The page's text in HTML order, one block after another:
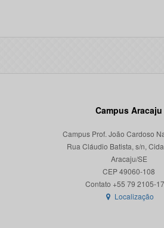
Campus Aracaju
Campus Prof. João Cardoso
Rua Cláudio Batista, s/n,
Aracaju/SE
CEP 49060-108
Localização